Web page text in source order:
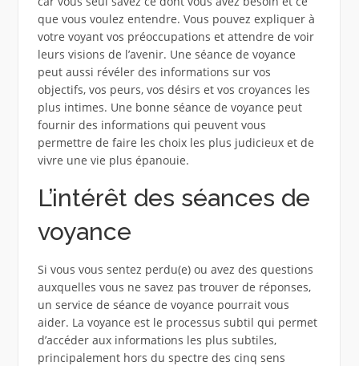
que vous voulez entendre. Vous pouvez expliquer à
votre voyant vos préoccupations et attendre de voir
leurs visions de l’avenir. Une séance de voyance
peut aussi révéler des informations sur vos
objectifs, vos peurs, vos désirs et vos croyances les
plus intimes. Une bonne séance de voyance peut
fournir des informations qui peuvent vous
permettre de faire les choix les plus judicieux et de
vivre une vie plus épanouie.
L’intérêt des séances de
voyance
Si vous vous sentez perdu(e) ou avez des questions
auxquelles vous ne savez pas trouver de réponses,
un service de séance de voyance pourrait vous
aider. La voyance est le processus subtil qui permet
d’accéder aux informations les plus subtiles,
principalement hors du spectre des cinq sens